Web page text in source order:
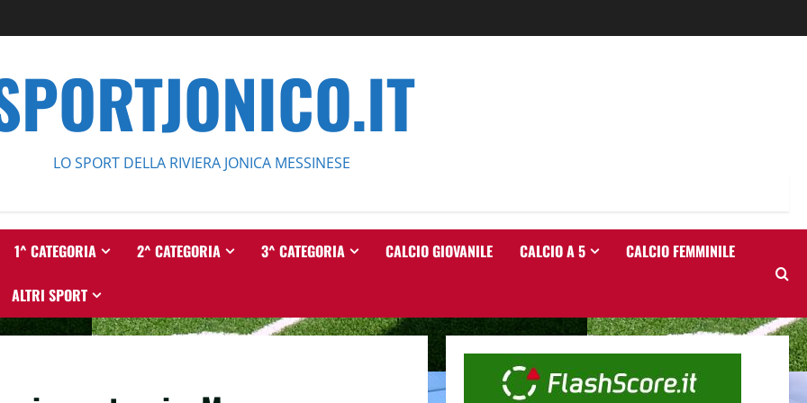
LO SPORT DELLA RIVIERA JONICA MESSINESE
1^ CATEGORIA 2^ CATEGORIA 3^ CATEGORIA CALCIO GIOVANILE CALCIO A 5 CALCIO FEMMINILE
ALTRI SPORT